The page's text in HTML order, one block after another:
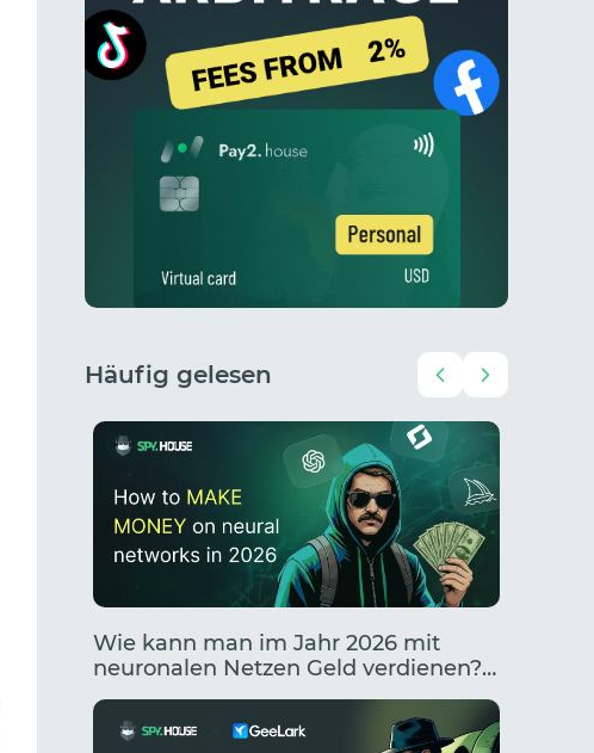
Häufig gelesen
Wie kann man im Jahr 2026 mit
neuronalen Netzen Geld verdienen?
Die 10 besten Wege, mit KI Geld zu
verdienen.